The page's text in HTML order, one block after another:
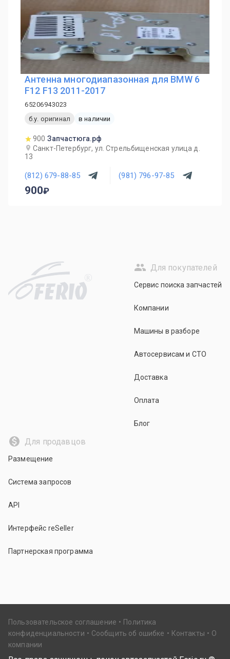
Антенна многодиапазонная для BMW 6
F12 F13 2011-2017
65206943023
б.у. оригинал
в наличии
900 Запчастюга.рф
Санкт-Петербург, ул. Стрельбищенская улица д.
13
(812) 679-88-85 (981) 796-97-85
900
R
Для покупателей
Сервис поиска запчастей
Компании
Машины в разборе
Автосервисам и СТО
Доставка
Оплата
Блог
Для продавцов
Размещение
Система запросов
API
Интерфейс reSeller
Партнерская программа
Пользовательское соглашение
Политика
конфиденциальности
Сообщить об ошибке Контакты
О
компании